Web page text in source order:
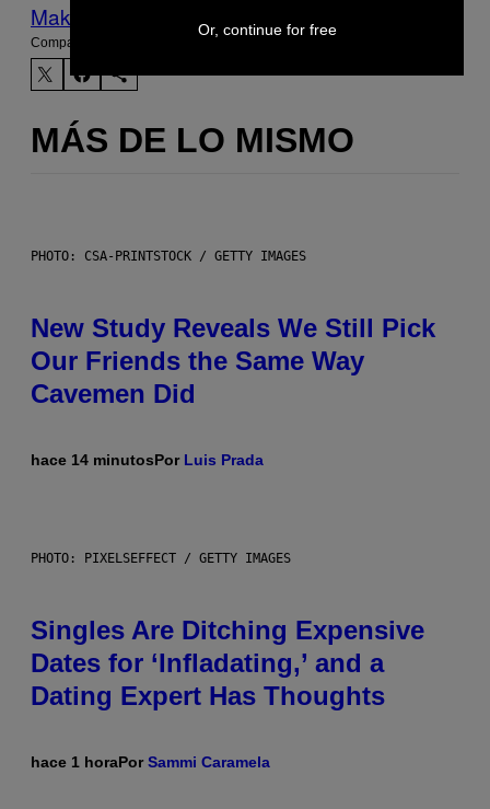
Make Us Preferred In Top Stories
Compartir:
MÁS DE LO MISMO
PHOTO: CSA-PRINTSTOCK / GETTY IMAGES
New Study Reveals We Still Pick
Our Friends the Same Way
Cavemen Did
hace 14 minutosPor Luis Prada
PHOTO: PIXELSEFFECT / GETTY IMAGES
Singles Are Ditching Expensive
Dates for ‘Infladating,’ and a
Dating Expert Has Thoughts
hace 1 horaPorSammi Caramela
Or, continue for free